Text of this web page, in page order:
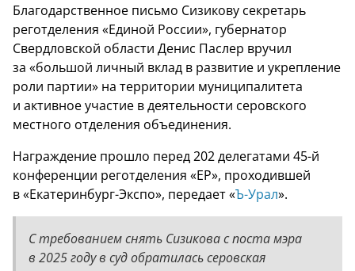
Благодарственное письмо Сизикову секретарь
реготделения «Единой России», губернатор
Свердловской области Денис Паслер вручил
за «большой личный вклад в развитие и укрепление
роли партии» на территории муниципалитета
и активное участие в деятельности серовского
местного отделения объединения.
Награждение прошло перед 202 делегатами 45-й
конференции реготделения «ЕР», проходившей
в «Екатеринбург-Экспо», передает «Ъ-Урал».
С требованием снять Сизикова с поста мэра
в 2025 году в суд обратилась серовская